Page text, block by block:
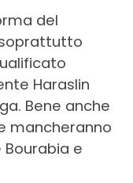
del
Haraslin
Bene anche
mancheranno
e